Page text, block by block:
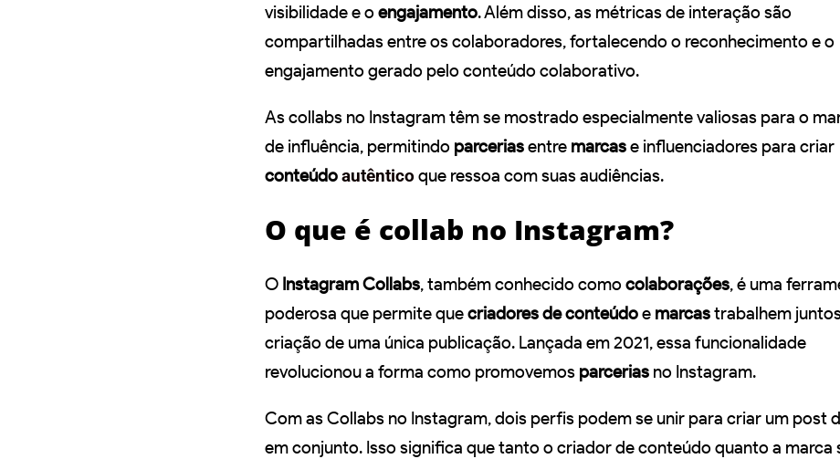
visibilidade e o engajamento. Além disso, as métricas de interação são
compartilhadas entre os colaboradores, fortalecendo o reconhecimento e o
engajamento gerado pelo conteúdo colaborativo.
As collabs no Instagram têm se mostrado especialmente valiosas para o
de influência, permitindo parceriasentre marcase influenciadores para criar
conteúdoautêntico que ressoa com suas audiências.
O que é collab no Instagram?
O Instagram Collabs, também conhecido como colaborações, é uma
poderosa que permite quecriadores de conteúdoe marcastrabalhem
criação de uma única publicação. Lançada em 2021, essa funcionalidade
revolucionou a forma como promovemos parcerias no Instagram.
Com as Collabs no Instagram, dois perfis podem se unir para criar um post
em conjunto. Isso significa que tanto o criador de conteúdo quanto a marca